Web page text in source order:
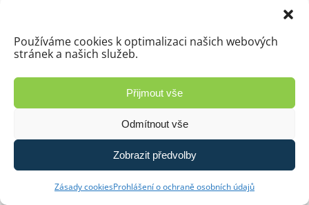
Používáme cookies k optimalizaci našich webových
stránek a našich služeb.
Přijmout vše
Odmítnout vše
Zobrazit předvolby
Zásady cookiesProhlášení o ochraně osobních údajů
NÁVŠTĚVNÍKY – ZÁKAZ PARKOVÁNÍ
26. 11. 2025
Přečíst >
Domácí experiment z FYZIKY pro
Přečíst >
Vánoční stromeček radosti a domeček